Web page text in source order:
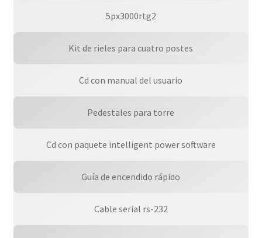
5px3000rtg2
Kit de rieles para cuatro postes
Cd con manual del usuario
Pedestales para torre
Cd con paquete intelligent power software
Guía de encendido rápido
Cable serial rs-232